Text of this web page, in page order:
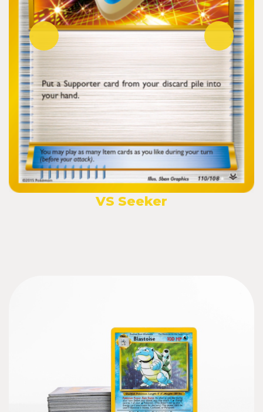
VS Seeker